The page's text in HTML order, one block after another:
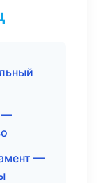
—
—